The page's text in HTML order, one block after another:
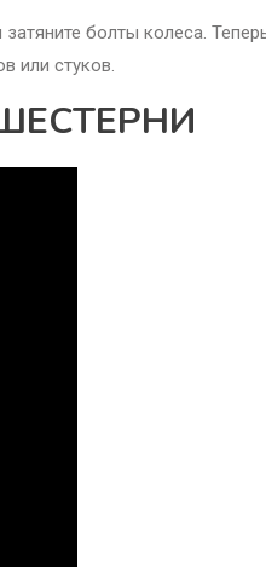
болты колеса.
или стуков.